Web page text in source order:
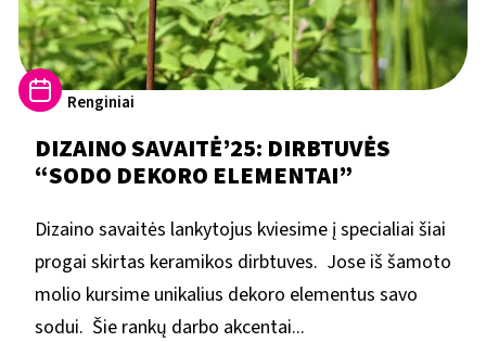
Renginiai
DIZAINO SAVAITĖ’25: DIRBTUVĖS
“SODO DEKORO ELEMENTAI”
Dizaino savaitės lankytojus kviesime į specialiai šiai
progai skirtas keramikos dirbtuves. Jose iš šamoto
molio kursime unikalius dekoro elementus savo
sodui. Šie rankų darbo akcentai...